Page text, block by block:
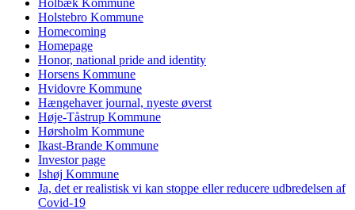
Holstebro Kommune
Homecoming
Homepage
Honor, national pride and identity
Horsens Kommune
Hvidovre Kommune
Hængehaver journal, nyeste øverst
Høje-Tåstrup Kommune
Hørsholm Kommune
Ikast-Brande Kommune
Investor page
Ishøj Kommune
Ja, det er realistisk vi kan stoppe eller reducere udbredelsen af
Covid-19